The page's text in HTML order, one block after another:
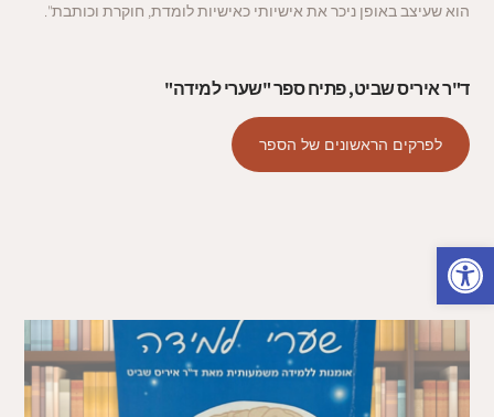
פתח סרגל נגישות
הוא שעיצב באופן ניכר את אישיותי כאישיות לומדת, חוקרת וכותבת".
ד"ר איריס שביט, פתיח ספר "שערי למידה"
לפרקים הראשונים של הספר